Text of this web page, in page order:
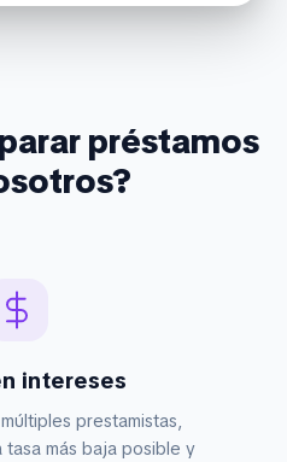
préstamos
intereses
prestamistas,
más baja posible y